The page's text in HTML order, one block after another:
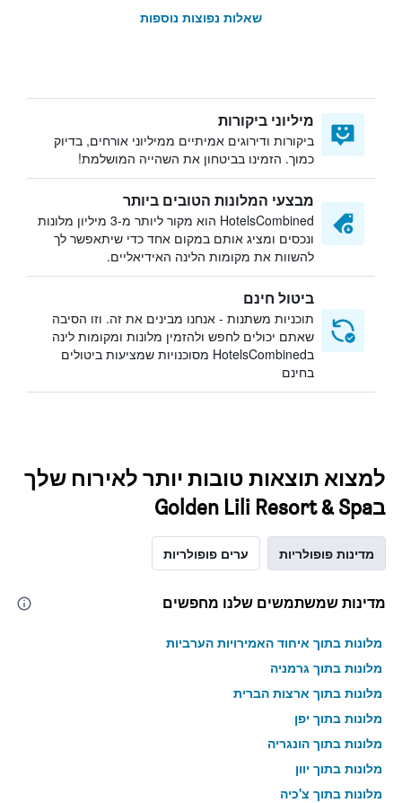
שאלות נפוצות נוספות
מיליוני ביקורות
ביקורות ודירוגים אמיתיים ממיליוני אורחים, בדיוק
כמוך. הזמינו בביטחון את השהייה המושלמת!
מבצעי המלונות הטובים ביותר
HotelsCombined הוא מקור ליותר מ-3 מיליון מלונות
ונכסים ומציג אותם במקום אחד כדי שיתאפשר לך
להשוות את מקומות הלינה האידיאליים.
ביטול חינם
תוכניות משתנות - אנחנו מבינים את זה. וזו הסיבה
שאתם יכולים לחפש ולהזמין מלונות ומקומות לינה
בHotelsCombined מסוכנויות שמציעות ביטולים
בחינם
למצוא תוצאות טובות יותר לאירוח שלך
בGolden Lili Resort & Spa
מדינות פופולריות ערים פופולריות
מדינות שמשתמשים שלנו מחפשים
מלונות בתוך איחוד האמירויות הערביות
מלונות בתוך גרמניה
מלונות בתוך ארצות הברית
מלונות בתוך יפן
מלונות בתוך הונגריה
מלונות בתוך יוון
מלונות בתוך צ'כיה